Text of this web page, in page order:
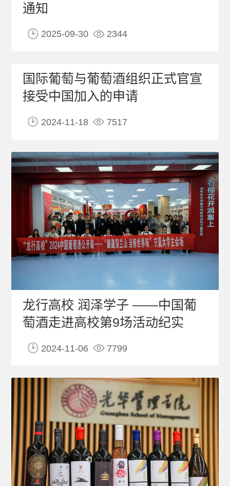
通知
2025-09-30 2344
国际葡萄与葡萄酒组织正式官宣
接受中国加入的申请
2024-11-18 7517
龙行高校 润泽学子 ——中国葡
萄酒走进高校第9场活动纪实
2024-11-06 7799